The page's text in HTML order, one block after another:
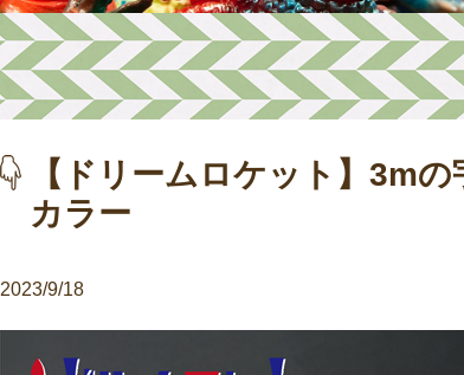
【ドリームロケット】3m
カラー
2023/9/18